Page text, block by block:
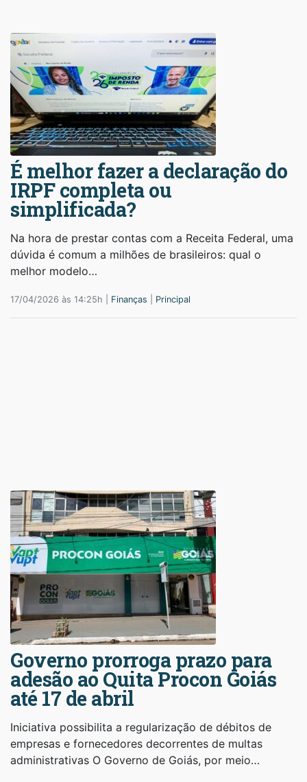
É melhor fazer a declaração do
IRPF completa ou
simplificada?
Na hora de prestar contas com a Receita Federal, uma
dúvida é comum a milhões de brasileiros: qual o
melhor modelo…
17/04/2026 às 14:25h | Finanças Principal
Governo prorroga prazo para
adesão ao Quita Procon Goiás
até 17 de abril
Iniciativa possibilita a regularização de débitos de
empresas e fornecedores decorrentes de multas
administrativas O Governo de Goiás, por meio…